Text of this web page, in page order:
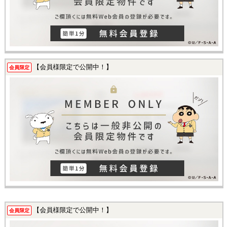
会員限定 【会員様限定で公開中！】
会員限定 【会員様限定で公開中！】